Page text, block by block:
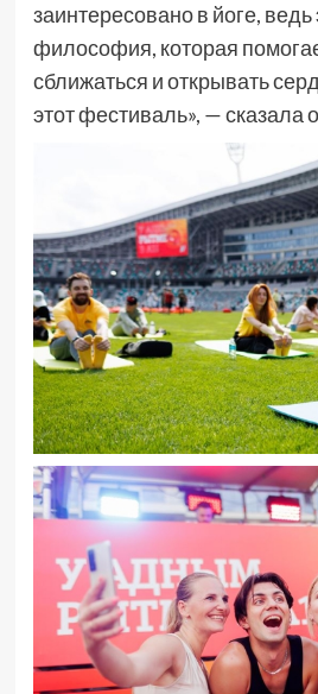
заинтересовано в йоге,
философия, которая
сближаться и открывать
этот фестиваль», — сказала